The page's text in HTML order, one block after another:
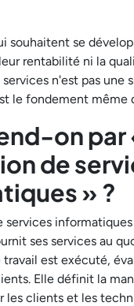
souhaitent se
rentabilité ni la
n'est pas une
le fondement même
on par
de
» ?
services
ses services au
est exécuté,
Elle définit la
les clients et les